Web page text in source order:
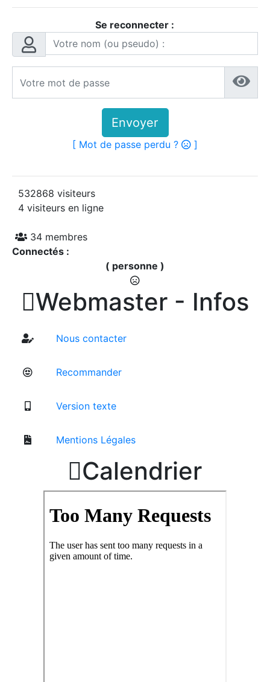
Se reconnecter :
Envoyer
[ Mot de passe perdu ? ]
532868 visiteurs
4 visiteurs en ligne
34 membres
Connectés :
( personne )
Webmaster - Infos
Nous contacter
Recommander
Version texte
Mentions Légales
Calendrier